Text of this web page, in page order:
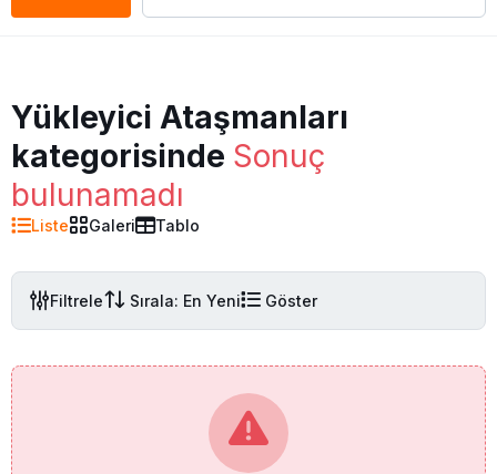
Yükleyici Ataşmanları
kategorisinde Sonuç
bulunamadı
Liste Galeri Tablo
Filtrele Sırala: En Yeni Göster